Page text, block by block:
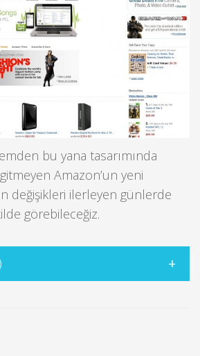
bu yana tasarımında
Amazon’un yeni
değişikleri ilerleyen günlerde
görebileceğiz.